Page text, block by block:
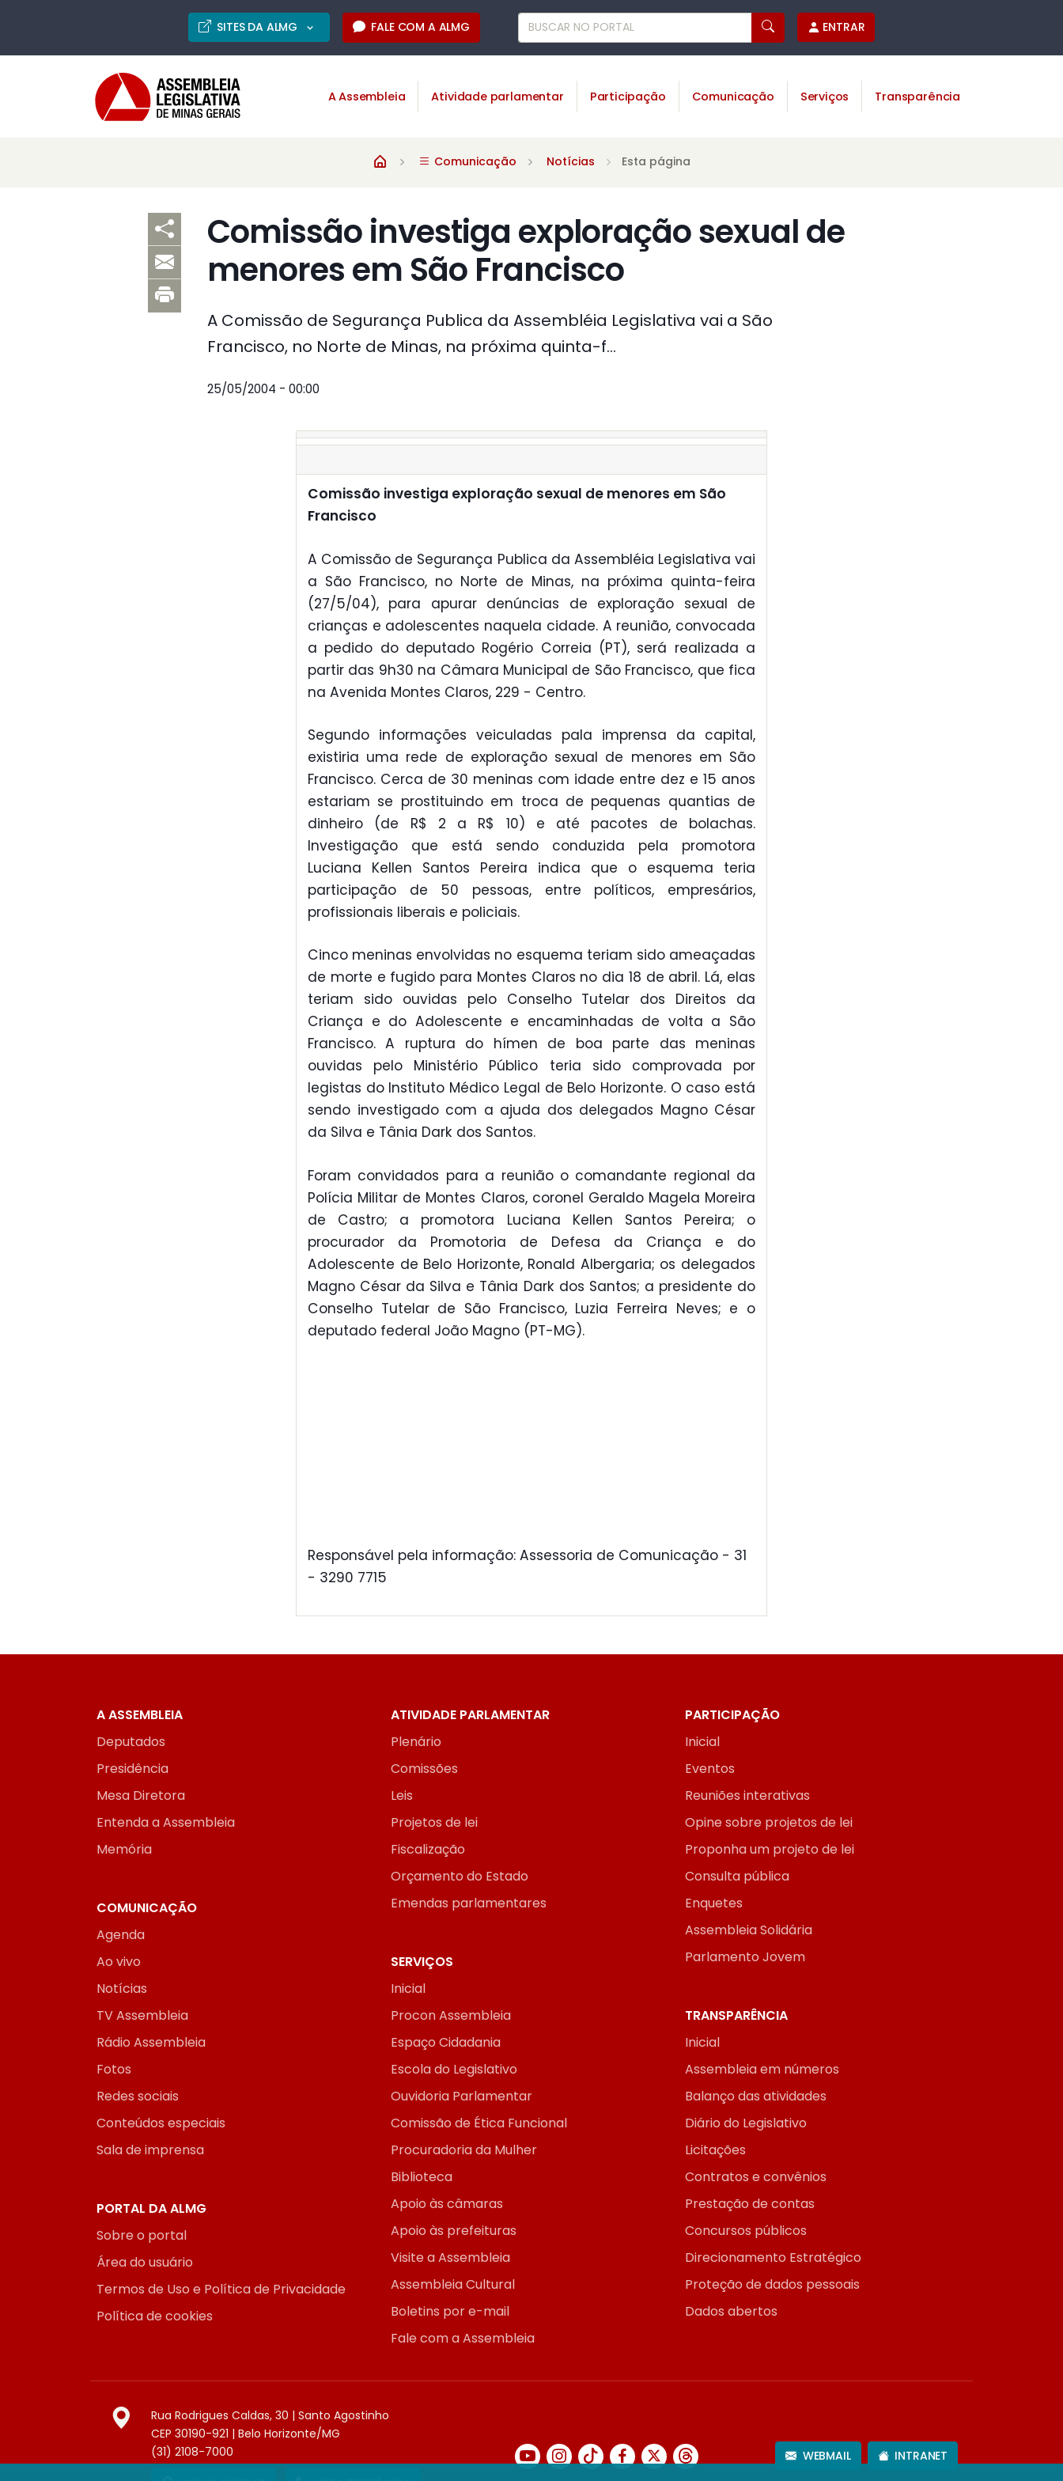
SITES DA ALMG FALE COM A ALMG ENTRAR
A Assembleia Atividade parlamentar Participação Comunicação Serviços Transparência
Comunicação Notícias Esta página
Comissão investiga exploração sexual de
menores em São Francisco
A Comissão de Segurança Publica da Assembléia Legislativa vai a São
Francisco, no Norte de Minas, na próxima quinta-f...
25/05/2004 - 00:00
Comissão investiga exploração sexual de menores em São
Francisco
A Comissão de Segurança Publica da Assembléia Legislativa vai
a São Francisco, no Norte de Minas, na próxima quinta-feira
(27/5/04), para apurar denúncias de exploração sexual de
crianças e adolescentes naquela cidade. A reunião, convocada
a pedido do deputado Rogério Correia (PT), será realizada a
partir das 9h30 na Câmara Municipal de São Francisco, que fica
na Avenida Montes Claros, 229 - Centro.
Segundo informações veiculadas pala imprensa da capital,
existiria uma rede de exploração sexual de menores em São
Francisco. Cerca de 30 meninas com idade entre dez e 15 anos
estariam se prostituindo em troca de pequenas quantias de
dinheiro (de R$ 2 a R$ 10) e até pacotes de bolachas.
Investigação que está sendo conduzida pela promotora
Luciana Kellen Santos Pereira indica que o esquema teria
participação de 50 pessoas, entre políticos, empresários,
profissionais liberais e policiais.
Cinco meninas envolvidas no esquema teriam sido ameaçadas
de morte e fugido para Montes Claros no dia 18 de abril. Lá, elas
teriam sido ouvidas pelo Conselho Tutelar dos Direitos da
Criança e do Adolescente e encaminhadas de volta a São
Francisco. A ruptura do hímen de boa parte das meninas
ouvidas pelo Ministério Público teria sido comprovada por
legistas do Instituto Médico Legal de Belo Horizonte. O caso está
sendo investigado com a ajuda dos delegados Magno César
da Silva e Tânia Dark dos Santos.
Foram convidados para a reunião o comandante regional da
Polícia Militar de Montes Claros, coronel Geraldo Magela Moreira
de Castro; a promotora Luciana Kellen Santos Pereira; o
procurador da Promotoria de Defesa da Criança e do
Adolescente de Belo Horizonte, Ronald Albergaria; os delegados
Magno César da Silva e Tânia Dark dos Santos; a presidente do
Conselho Tutelar de São Francisco, Luzia Ferreira Neves; e o
deputado federal João Magno (PT-MG).
Responsável pela informação: Assessoria de Comunicação - 31
- 3290 7715
A ASSEMBLEIA
Deputados
Presidência
Mesa Diretora
Entenda a Assembleia
Memória
ATIVIDADE PARLAMENTAR
Plenário
Comissões
Leis
Projetos de lei
Fiscalização
Orçamento do Estado
Emendas parlamentares
PARTICIPAÇÃO
Inicial
Eventos
Reuniões interativas
Opine sobre projetos de lei
Proponha um projeto de lei
Consulta pública
Enquetes
Assembleia Solidária
Parlamento Jovem
COMUNICAÇÃO
Agenda
Ao vivo
Notícias
TV Assembleia
Rádio Assembleia
Fotos
Redes sociais
Conteúdos especiais
Sala de imprensa
SERVIÇOS
Inicial
Procon Assembleia
Espaço Cidadania
Escola do Legislativo
Ouvidoria Parlamentar
Comissão de Ética Funcional
Procuradoria da Mulher
Biblioteca
Apoio às câmaras
Apoio às prefeituras
Visite a Assembleia
Assembleia Cultural
Boletins por e-mail
Fale com a Assembleia
TRANSPARÊNCIA
Inicial
Assembleia em números
Balanço das atividades
Diário do Legislativo
Licitações
Contratos e convênios
Prestação de contas
Concursos públicos
Direcionamento Estratégico
Proteção de dados pessoais
Dados abertos
PORTAL DA ALMG
Sobre o portal
Área do usuário
Termos de Uso e Política de Privacidade
Política de cookies
Rua Rodrigues Caldas, 30 | Santo Agostinho
CEP 30190-921 | Belo Horizonte/MG
(31) 2108-7000
WEBMAIL INTRANET